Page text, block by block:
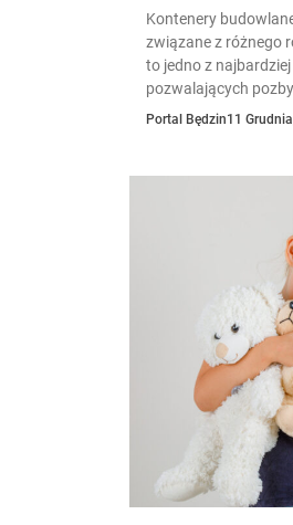
Kontenery
związane z różnego
to jedno z
pozwalających
nietypowych
Portal Będzin11